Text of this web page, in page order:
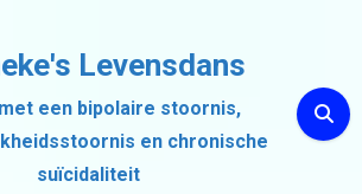
Levensdans
een bipolaire stoornis,
en chronische
suïcidaliteit